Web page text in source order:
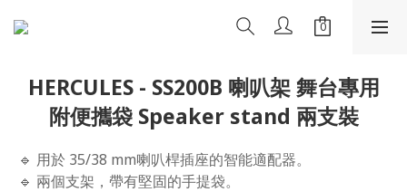
HERCULES - SS200B 喇叭架 舞台專用
附便攜袋 Speaker stand 兩支裝
🔹 用於 35/38 mm喇叭桿插座的智能適配器。
🔹 兩個支架，帶有堅固的手提袋。